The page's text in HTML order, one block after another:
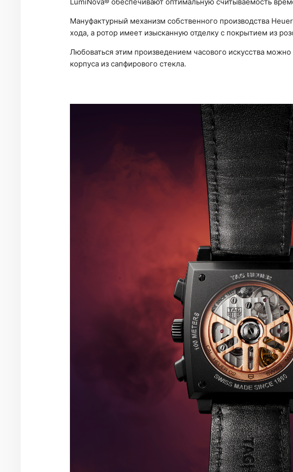
LumiNova® обеспечивают оптимальную считываемость
Мануфактурный механизм собственного производства
хода, а ротор имеет изысканную отделку с покрытием из
Любоваться этим произведением часового искусства
корпуса из сапфирового стекла.